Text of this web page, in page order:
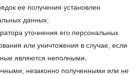
ее получения установлен
данных;
уточнения его персональных
или уничтожения в случае, если
являются неполными,
незаконно полученными или не